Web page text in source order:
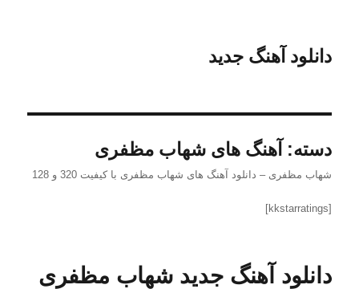
دانلود آهنگ جدید
دسته: آهنگ های شهاب مظفری
شهاب مظفری – دانلود آهنگ های شهاب مظفری با کیفیت 320 و 128
[kkstarratings]
دانلود آهنگ جدید شهاب مظفری